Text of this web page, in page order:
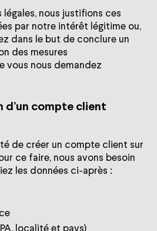
nous justifions ces
par notre intérêt légitime ou,
dans le but de conclure un
des mesures
vous nous demandez
d’un compte client
de créer un compte client sur
ce faire, nous avons besoin
les données ci-après :
localité et pays)